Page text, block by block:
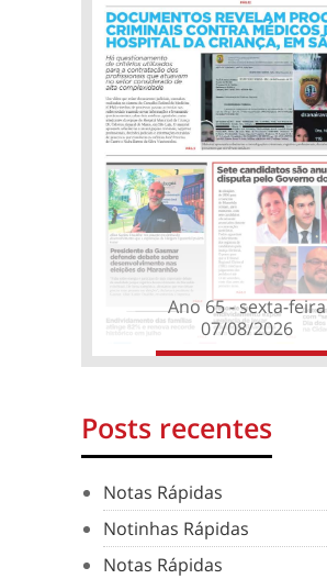
Ano 65 - sexta-feira
07/08/2026
Posts recentes
Notas Rápidas
Notinhas Rápidas
Notas Rápidas